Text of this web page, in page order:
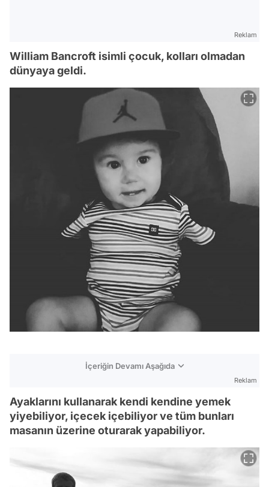
Reklam
William Bancroft isimli çocuk, kolları olmadan
dünyaya geldi.
İçeriğin Devamı Aşağıda
Reklam
Ayaklarını kullanarak kendi kendine yemek
yiyebiliyor, içecek içebiliyor ve tüm bunları
masanın üzerine oturarak yapabiliyor.